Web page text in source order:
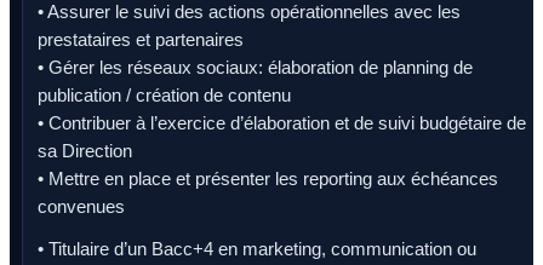
• Assurer le suivi des actions opérationnelles avec les
prestataires et partenaires
• Gérer les réseaux sociaux: élaboration de planning de
publication / création de contenu
• Contribuer à l’exercice d’élaboration et de suivi budgétaire de
sa Direction
• Mettre en place et présenter les reporting aux échéances
convenues
• Titulaire d’un Bacc+4 en marketing, communication ou